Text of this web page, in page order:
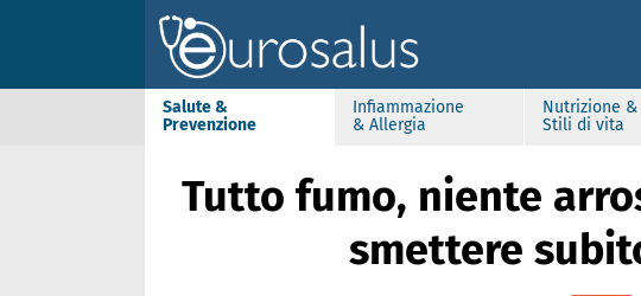
Salute &
Prevenzione
Infiammazione
& Allergia
Nutrizione &
Stili di vita
Tutto fumo, niente
smettere